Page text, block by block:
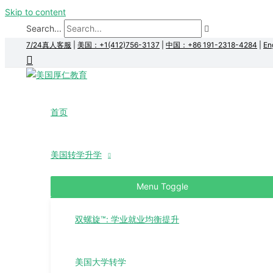
Skip to content
Search...
7/24真人客服 美国：+1(412)756-3137 中国：+86 191-2318-4284
首页
美国转学升学
Menu Toggle
双螺旋™: 学业就业均衡提升
美国大学转学